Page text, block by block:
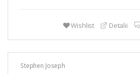
Wishlist Detalii
Stephen Joseph